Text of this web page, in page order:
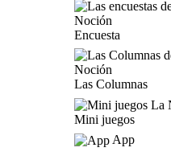
Encuesta
Las Columnas
Mini juegos
App